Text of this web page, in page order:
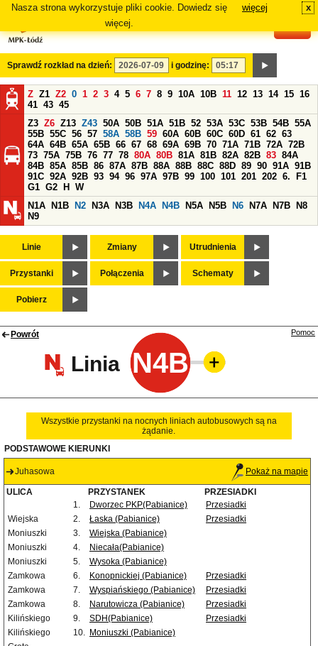
Nasza strona wykorzystuje pliki cookie. Dowiedz się
więcej.
więcej x
Sprawdź rozkład na dzień: i godzinę:
Z Z1 Z2 0 1 2 3 4 5 6 7 8 9 10A 10B 11 12 13 14 15 16
41 43 45
Z3 Z6 Z13 Z43 50A 50B 51A 51B 52 53A 53C 53B 54B 55A
55B 55C 56 57 58A 58B 59 60A 60B 60C 60D 61 62 63
64A 64B 65A 65B 66 67 68 69A 69B 70 71A 71B 72A 72B
73 75A 75B 76 77 78 80A 80B 81A 81B 82A 82B 83 84A
84B 85A 85B 86 87A 87B 88A 88B 88C 88D 89 90 91A 91B
91C 92A 92B 93 94 96 97A 97B 99 100 101 201 202 6.
F1
G1 G2 H
W
N1A
N1B N2 N3A N3B N4A N4B N5A N5B N6 N7A N7B
N8
N9
Linie Zmiany Utrudnienia
Przystanki Połączenia Schematy
Pobierz
Powrót
Linia N4B
Pomoc
Wszystkie przystanki na nocnych liniach autobusowych są na
żądanie.
PODSTAWOWE KIERUNKI
Juhasowa Pokaż na mapie
ULICA PRZYSTANEK
PRZESIADKI
1.
Dworzec PKP(Pabianice)
Przesiadki
Wiejska
2. Łaska (Pabianice)
Przesiadki
Moniuszki
3.
Wiejska (Pabianice)
Moniuszki
4.
Niecała(Pabianice)
Moniuszki
5.
Wysoka (Pabianice)
Zamkowa
6. Konopnickiej (Pabianice)
Przesiadki
Zamkowa
7. Wyspiańskiego (Pabianice)
Przesiadki
Zamkowa
8. Narutowicza (Pabianice)
Przesiadki
Kilińskiego
9. SDH(Pabianice)
Przesiadki
Kilińskiego
10. Moniuszki (Pabianice)